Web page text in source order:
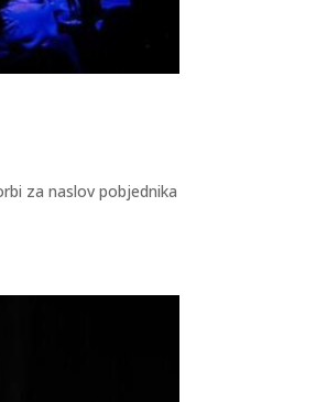
za naslov pobjednika